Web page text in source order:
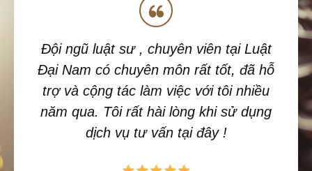
Đội ngũ luật sư , chuyên viên tại Luật
Đại Nam có chuyên môn rất tốt, đã hỗ
trợ và cộng tác làm việc với tôi nhiều
năm qua. Tôi rất hài lòng khi sử dụng
dịch vụ tư vấn tại đây !